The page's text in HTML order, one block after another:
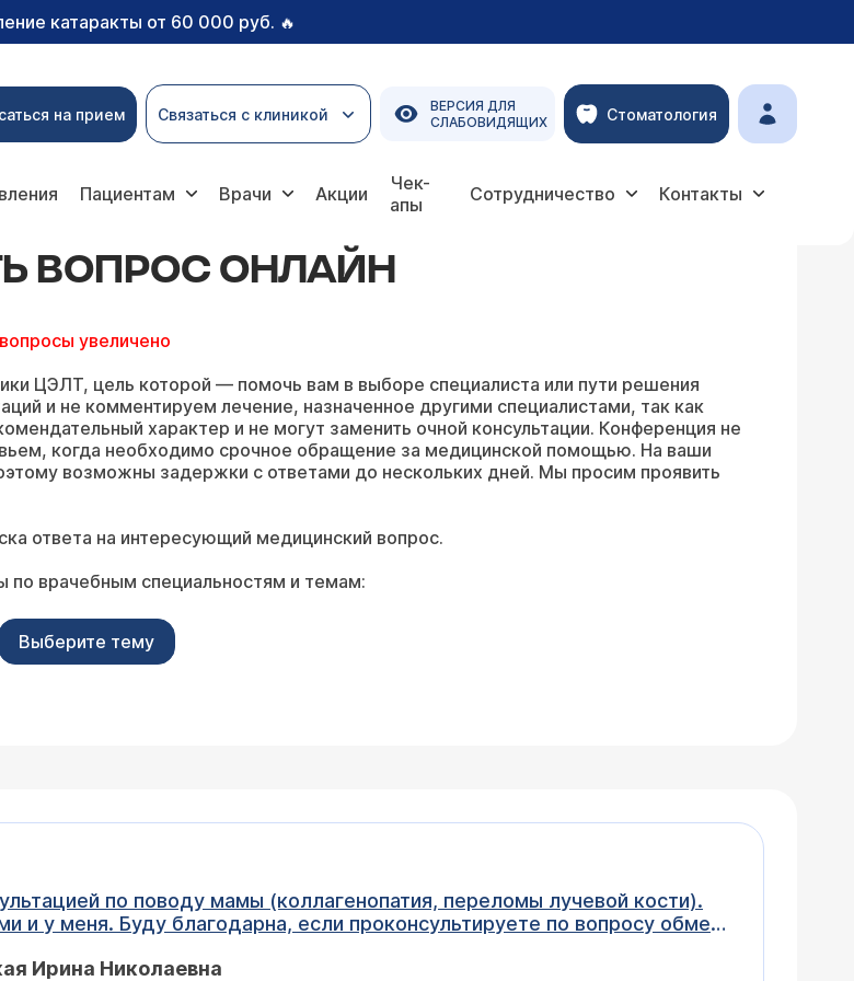
катаракты от 60 000 руб. 🔥
на прием Связаться с клиникой
ВЕРСИЯ ДЛЯ
СЛАБОВИДЯЩИХ
Стоматология
Пациентам Врачи Акции
Чек-
апы
Сотрудничество Контакты
ВОПРОС ОНЛАЙН
увеличено
ЦЭЛТ, цель которой — помочь вам в выборе специалиста или пути решения
и не комментируем лечение, назначенное другими специалистами, так как
характер и не могут заменить очной консультации. Конференция не
когда необходимо срочное обращение за медицинской помощью. На ваши
возможны задержки с ответами до нескольких дней. Мы просим проявить
ответа на интересующий медицинский вопрос.
по врачебным специальностям и темам:
Выберите тему
по поводу мамы (коллагенопатия, переломы лучевой кости).
и у меня. Буду благодарна, если проконсультируете по вопросу обмена
тяжелый подвывих внчс). Профиль кальций-фосфор-птг-магний, ЩФ в
Ирина Николаевна